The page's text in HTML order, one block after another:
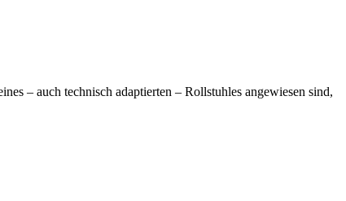
– auch technisch adaptierten – Rollstuhles angewiesen sind,